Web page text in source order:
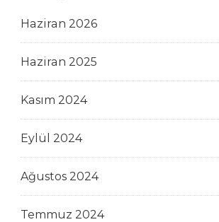
Haziran 2026
Haziran 2025
Kasım 2024
Eylül 2024
Ağustos 2024
Temmuz 2024